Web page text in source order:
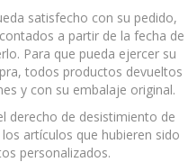
satisfecho con su pedido,
a partir de la fecha de
Para que pueda ejercer su
todos productos devueltos
y con su embalaje original.
derecho de desistimiento de
artículos que hubieren sido
personalizados.